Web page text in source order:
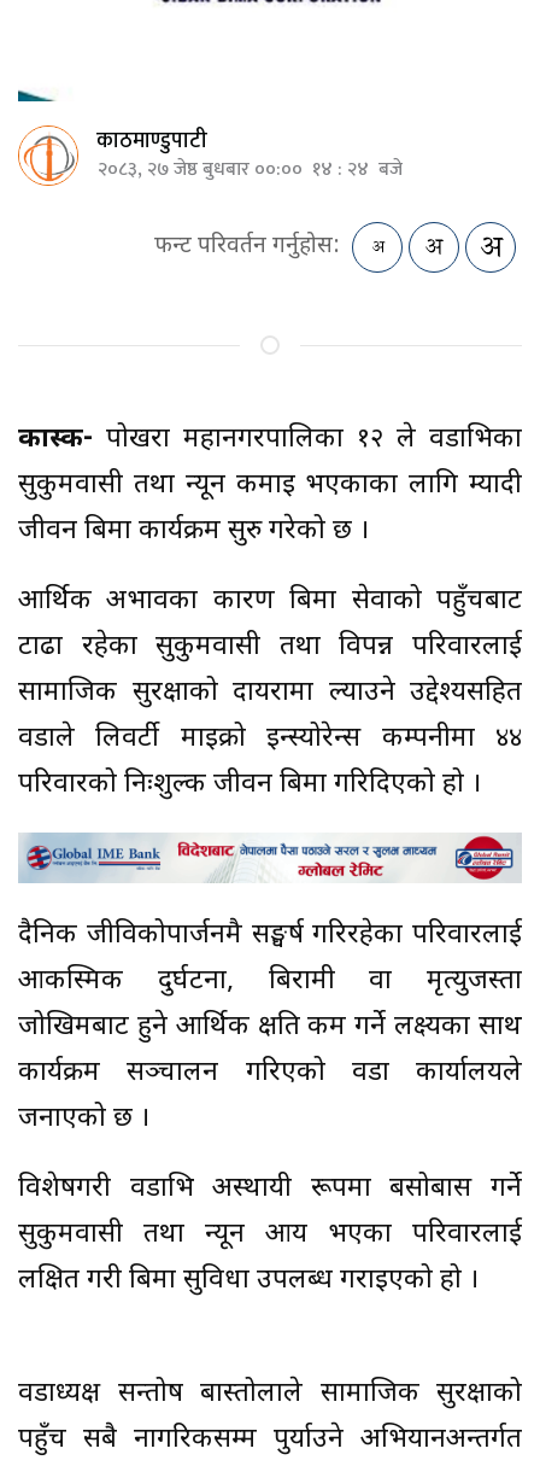
काठमाण्डुपाटी
२०८३, २७ जेष्ठ बुधबार ००:०० १४ : २४ बजे
फन्ट परिवर्तन गर्नुहोस:
कास्की- पोखरा महानगरपालिका १२ ले वडाभित्रका
सुकुमवासी तथा न्यून कमाइ भएकाका लागि म्यादी
जीवन बिमा कार्यक्रम सुरु गरेको छ ।
आर्थिक अभावका कारण बिमा सेवाको पहुँचबाट
टाढा रहेका सुकुमवासी तथा विपन्न परिवारलाई
सामाजिक सुरक्षाको दायरामा ल्याउने उद्देश्यसहित
वडाले लिवर्टी माइक्रो इन्स्योरेन्स कम्पनीमा ४४
परिवारको निःशुल्क जीवन बिमा गरिदिएको हो ।
दैनिक जीविकोपार्जनमै सङ्घर्ष गरिरहेका परिवारलाई
आकस्मिक दुर्घटना, बिरामी वा मृत्युजस्ता
जोखिमबाट हुने आर्थिक क्षति कम गर्ने लक्ष्यका साथ
कार्यक्रम सञ्चालन गरिएको वडा कार्यालयले
जनाएको छ ।
विशेषगरी वडाभित्र अस्थायी रूपमा बसोबास गर्ने
सुकुमवासी तथा न्यून आय भएका परिवारलाई
लक्षित गरी बिमा सुविधा उपलब्ध गराइएको हो ।
वडाध्यक्ष सन्तोष बास्तोलाले सामाजिक सुरक्षाको
पहुँच सबै नागरिकसम्म पुर्याउने अभियानअन्तर्गत